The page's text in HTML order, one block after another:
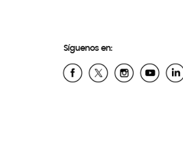
Síguenos en: